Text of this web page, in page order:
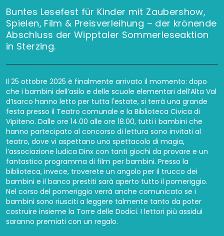
Buntes Lesefest für Kinder mit Zaubershow,
Spielen, Film & Preisverleihung – der krönende
Abschluss der Wipptaler Sommerleseaktion
in Sterzing.
Il 25 ottobre 2025 è finalmente arrivato il momento: dopo
che i bambini dell’asilo e delle scuole elementari dell’Alta Val
d’Isarco hanno letto per tutta l'estate, si terrà una grande
festa presso il Teatro comunale e la Biblioteca Civica di
Vipiteno. Dalle ore 14.00 alle ore 18.00, tutti i bambini che
hanno partecipato al concorso di lettura sono invitati al
teatro, dove vi aspettano uno spettacolo di magia,
l’associazione ludica Dinx con tanti giochi da provare e un
fantastico programma di film per bambini. Presso la
biblioteca, invece, troverete un angolo per il trucco dei
bambini e il banco prestiti sarà aperto tutto il pomeriggio.
Nel corso del pomeriggio verrà anche comunicato se i
bambini sono riusciti a leggere talmente tanto da poter
costruire insieme la Torre delle Dodici. I lettori più assidui
saranno premiati con un regalo.